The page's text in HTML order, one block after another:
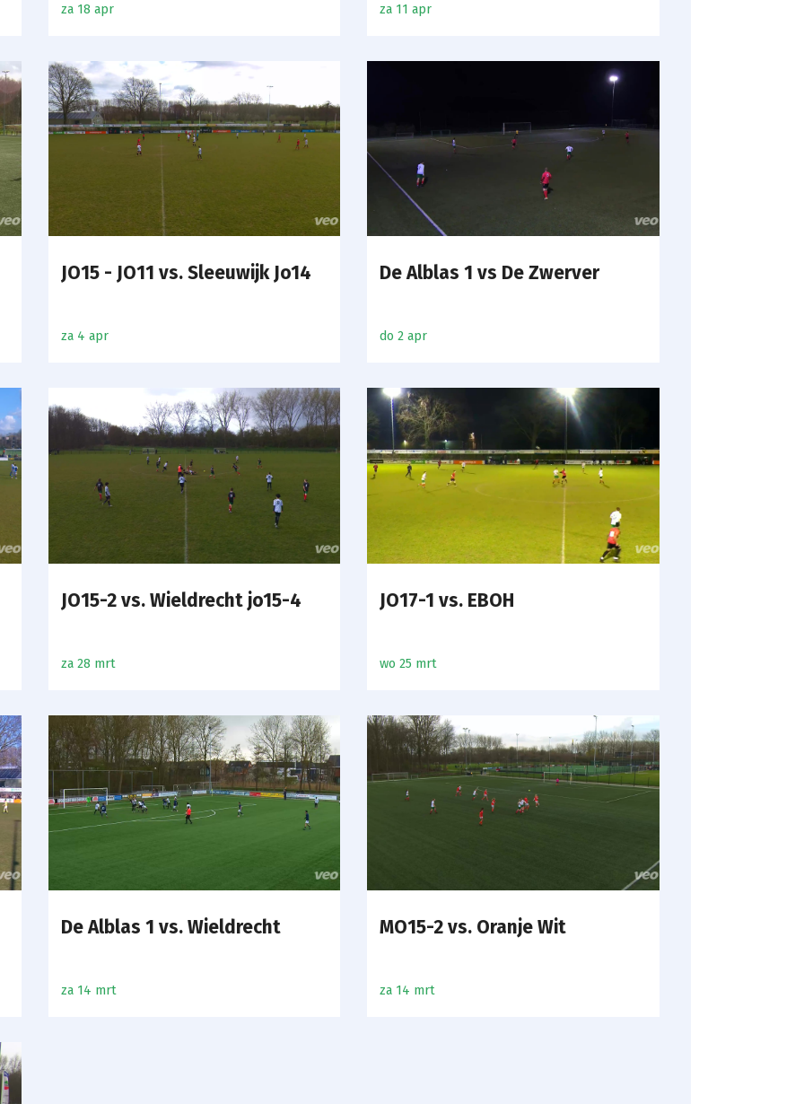
za 18 apr za 11 apr
JO15 - JO11 vs. Sleeuwijk Jo14
za 4 apr
De Alblas 1 vs De Zwerver
do 2 apr
JO15-2 vs. Wieldrecht jo15-4
za 28 mrt
JO17-1 vs. EBOH
wo 25 mrt
De Alblas 1 vs. Wieldrecht
za 14 mrt
MO15-2 vs. Oranje Wit
za 14 mrt